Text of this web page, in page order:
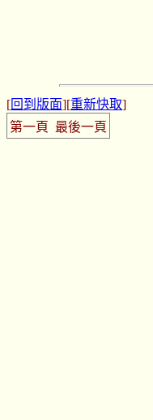
[回到版面][重新快取]
第一頁
最後一頁